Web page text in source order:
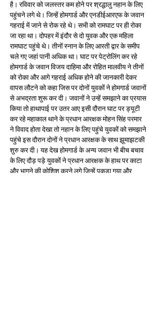
है। रविवार को जलस्तर कम होने पर श्रद्धालु नहान के लिए
पहुंचने लगे थे। जिन्हें होमगार्ड और एनडीईआरएफ के जवान
गहराई में जाने से रोक रहे थे। सभी को रामघाट पर ही रोका
जा रहा था। दोपहर में इंदौर से दो युवक और एक महिला
रामघाट पहुंचे थे। तीनों स्नान के लिए आरती द्वार के समीप
चले गए जहां पानी अधिक था। घाट पर पेट्रोलिंग कर रहे
होमगार्ड के जवान विजय दाहिमा और रोहित मालवीय ने तीनों
को रोका और आगे गहराई अधिक होने की जानकारी देकर
वापस लौटने को कहा जिस पर दोनों युवकों ने होमगार्ड जवानों
से अभद्रता शुरू कर दी। जवानों ने उन्हें समझाने का प्रयास
किया तो हाथापाई पर उतर आए इसी दौरान घाट पर ड्यूटी
कर रहे महाकाल थाने के प्रधान आरक्षक मोहन सिंह परमार
ने विवाद होता देखा तो नहान के लिए पहुंचे युवकों को समझाने
पहुंचे इस दौरान दोनों ने प्रधान आरक्षक के साथ झूमाझटकी
शुरु कर दी। यह देख होमगार्ड के अन्य जवान भी बीच बचाव
के लिए दौड़ पड़े युवकों ने प्रधान आरक्षक के हाथ पर काटा
और भागने की कोशिश करने लगे जिन्हें पकड़ा गया और